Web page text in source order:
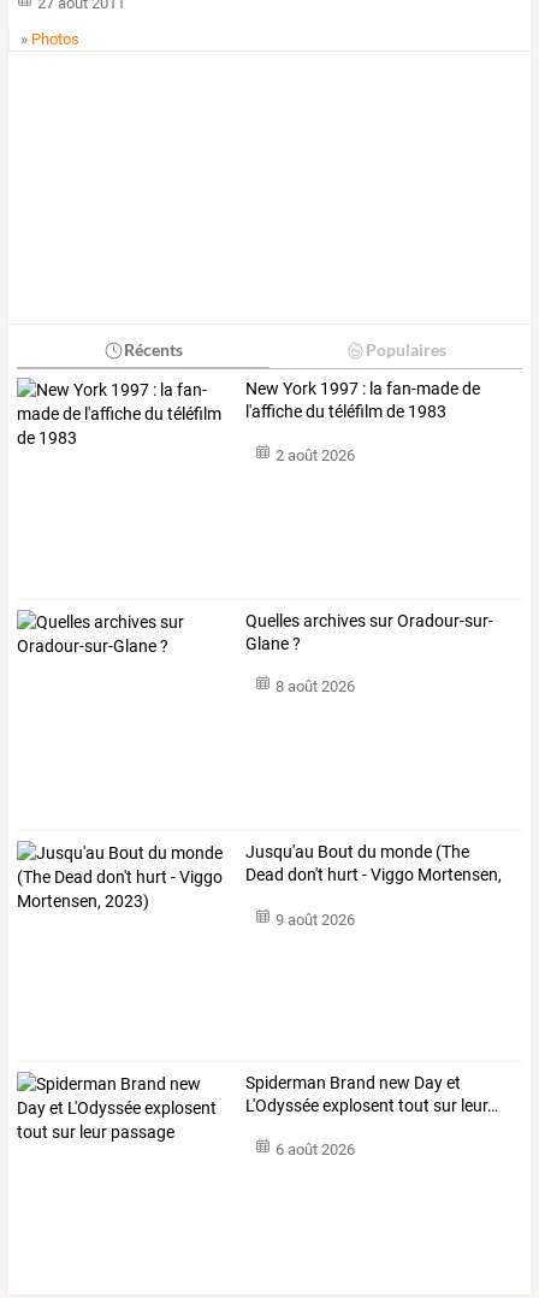
» Photos
Récents Populaires
New York 1997 : la fan-made de
l'affiche du téléfilm de 1983
2 août 2026
Quelles archives sur Oradour-sur-
Glane ?
8 août 2026
Jusqu'au Bout du monde (The
Dead don't hurt - Viggo Mortensen,
9 août 2026
Spiderman Brand new Dayet
L'Odysséeexplosent tout sur leur…
6 août 2026